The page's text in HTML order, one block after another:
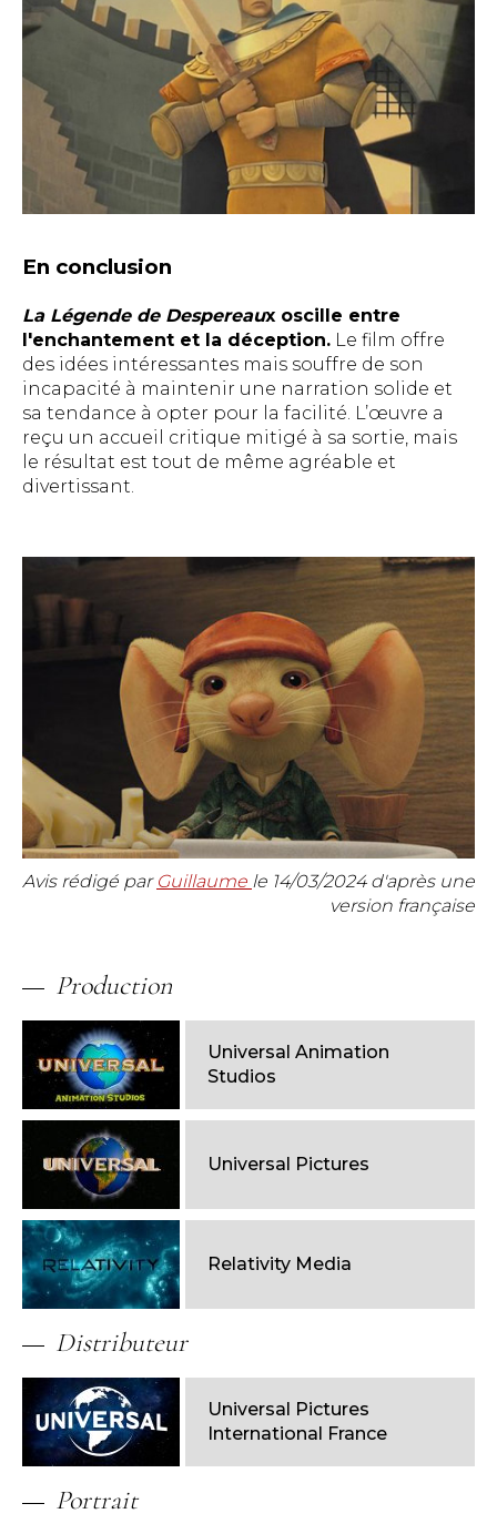
En conclusion
La Légende de Despereaux oscille entre
l'enchantement et la déception. Le film offre
des idées intéressantes mais souffre de son
incapacité à maintenir une narration solide et
sa tendance à opter pour la facilité. L’œuvre a
reçu un accueil critique mitigé à sa sortie, mais
le résultat est tout de même agréable et
divertissant.
Avis rédigé par Guillaume le 14/03/2024d'après une
version française
Production
Universal Animation
Studios
Universal Pictures
Relativity Media
Distributeur
Universal Pictures
International France
Portrait